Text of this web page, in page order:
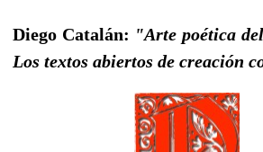
Diego Catalán: "Arte poética
Los textos abiertos de creación